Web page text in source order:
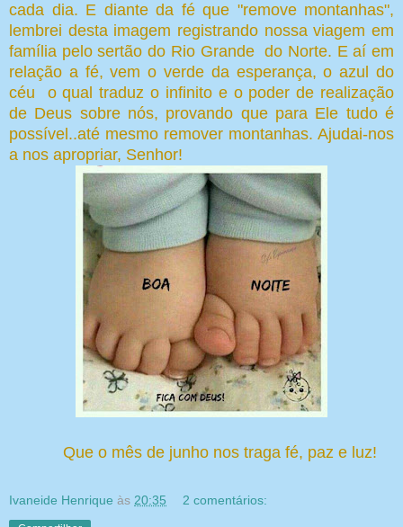
cada dia. E diante da fé que "remove montanhas",
lembrei desta imagem registrando nossa viagem em
família pelo sertão do Rio Grande do Norte. E aí em
relação a fé, vem o verde da esperança, o azul do
céu o qual traduz o infinito e o poder de realização
de Deus sobre nós, provando que para Ele tudo é
possível..até mesmo remover montanhas. Ajudai-nos
a nos apropriar, Senhor!
Que o mês de junho nos traga fé, paz e luz!
Ivaneide Henrique às 20:35 2 comentários: